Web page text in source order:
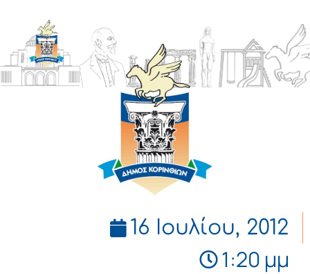
ΔΗΜΟΣ
ΚΟΡΙΝΘΙΩΝ
16 Ιουλίου, 2012
1:20 μμ